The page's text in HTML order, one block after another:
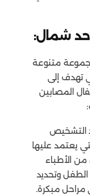
متنوعة
تهدف إلى
المصابين
التشخيص
يعتمد عليها
من الأطباء
الطفل وتحديد
مراحل مبكرة.